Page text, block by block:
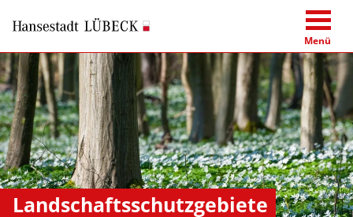
Menü
Landschaftsschutzgebiete